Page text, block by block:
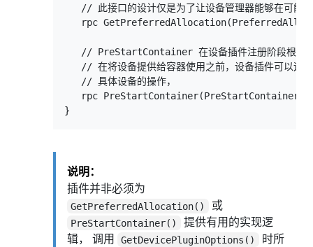
// 此接口的设计仅是为了让设备管理器能够在可能
rpc
// PreStartContainer 在设备插件注册阶段根据
// 在将设备提供给容器使用之前，设备插件可以运
   // 具体设备的操作，
rpc
说明：
插件并非必须为
GetPreferredAllocation() 或
PreStartContainer()
提供有用的实现逻
辑， 调用
GetDevicePluginOptions() 时所